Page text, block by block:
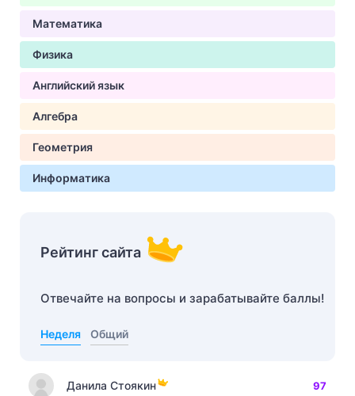
Математика
Физика
Английский язык
Алгебра
Геометрия
Информатика
Рейтинг сайта
Отвечайте на вопросы и зарабатывайте баллы!
Неделя Общий
Данила Стоякин 97